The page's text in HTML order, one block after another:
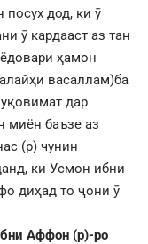
дод, ки ӯ
ӯ кардааст аз тан
ҳамон
васаллам)ба
дар
миён баъзе аз
(р) чунин
ки Усмон ибни
диҳад то ҷони ӯ
Аффон (р)-ро